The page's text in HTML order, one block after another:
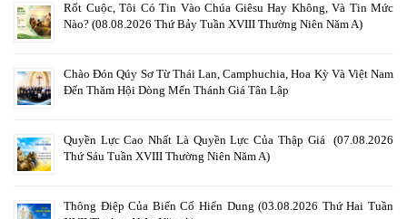
Rốt Cuộc, Tôi Có Tin Vào Chúa Giêsu Hay Không, Và Tin Mức
Nào? (08.08.2026 Thứ Bảy Tuần XVIII Thường Niên Năm A)
Chào Đón Qúy Sơ Từ Thái Lan, Camphuchia, Hoa Kỳ Và Việt Nam
Đến Thăm Hội Dòng Mến Thánh Giá Tân Lập
Quyền Lực Cao Nhất Là Quyền Lực Của Thập Giá (07.08.2026
Thứ Sáu Tuần XVIII Thường Niên Năm A)
Thông Điệp Của Biến Cố Hiển Dung (03.08.2026 Thứ Hai Tuần